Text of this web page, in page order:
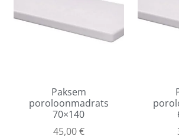
Paksem
poroloonmadrats
70×140
45,00€